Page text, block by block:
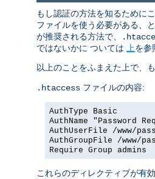
もし認証の方法を知るために
ファイルを使う必要がある、
が推奨される方法で、
ではないかに ついては 上を参
以上のことをふまえた上で、
.htaccess ファイルの内容:
AuthType Basic
AuthName "Password
AuthUserFile /www/
AuthGroupFile /www/
Require Group admins
これらのディレクティブが有